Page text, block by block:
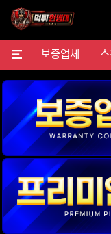
보증업체